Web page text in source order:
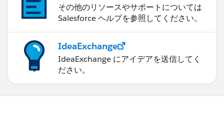
その他のリソースやサポートについては
Salesforce ヘルプを参照してください。
IdeaExchange
IdeaExchange にアイデアを送信してく
ださい。